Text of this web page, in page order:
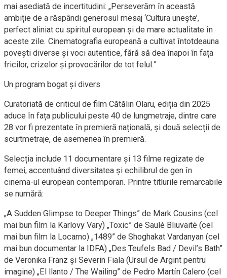
mai asediată de incertitudini: „Perseverăm în această
ambiție de a răspândi generosul mesaj ‘Cultura unește’,
perfect aliniat cu spiritul european și de mare actualitate în
aceste zile. Cinematografia europeană a cultivat întotdeauna
povești diverse și voci autentice, fără să dea înapoi în fața
fricilor, crizelor și provocărilor de tot felul.”
Un program bogat și divers
Curatoriată de criticul de film Cătălin Olaru, ediția din 2025
aduce în fața publicului peste 40 de lungmetraje, dintre care
28 vor fi prezentate în premieră națională, și două selecții de
scurtmetraje, de asemenea în premieră.
Selecția include 11 documentare și 13 filme regizate de
femei, accentuând diversitatea și echilibrul de gen în
cinema-ul european contemporan. Printre titlurile remarcabile
se numără:
„A Sudden Glimpse to Deeper Things” de Mark Cousins (cel
mai bun film la Karlovy Vary) „Toxic” de Saulė Bliuvaitė (cel
mai bun film la Locarno) „1489” de Shoghakat Vardanyan (cel
mai bun documentar la IDFA) „Des Teufels Bad / Devil’s Bath”
de Veronika Franz și Severin Fiala (Ursul de Argint pentru
imagine) „El llanto / The Wailing” de Pedro Martín Calero (cel